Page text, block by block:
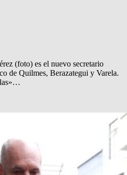
(foto) es el nuevo secretario
de Quilmes, Berazategui y Varela.